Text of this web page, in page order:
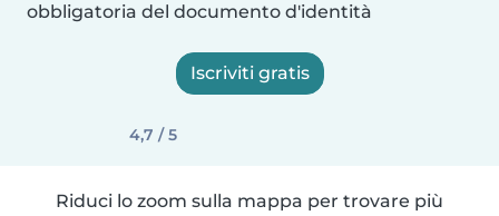
obbligatoria del documento d'identità
Iscriviti gratis
4,7 / 5
Riduci lo zoom sulla mappa per trovare più